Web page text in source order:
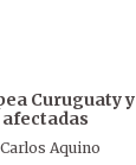
Curuguaty y
afectadas
Carlos Aquino